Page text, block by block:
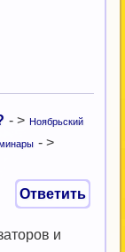
- > Ноябрьский
- >
Ответить
и